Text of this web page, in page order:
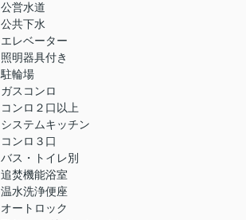
公営水道
公共下水
エレベーター
照明器具付き
駐輪場
ガスコンロ
コンロ２口以上
システムキッチン
コンロ３口
バス・トイレ別
追焚機能浴室
温水洗浄便座
オートロック